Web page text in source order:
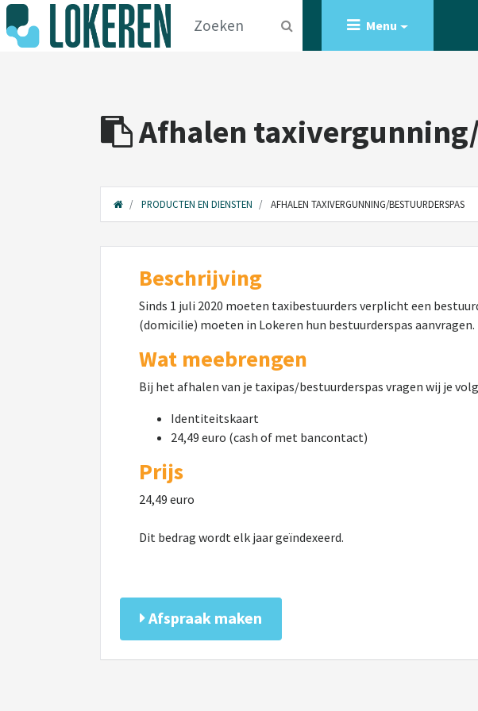
Menu
Afhalen
PRODUCTEN EN DIENSTEN AFHALEN TAXIVERGUNNING/BESTUURDERSPAS
Beschrijving
Sinds 1 juli 2020 moeten taxibestuurders verplicht een
(domicilie) moeten in Lokeren hun bestuurderspas aanvragen.
Wat meebrengen
Bij het afhalen van je taxipas/bestuurderspas vragen wij je
Identiteitskaart
24,49 euro (cash of met bancontact)
Prijs
24,49 euro
Dit bedrag wordt elk jaar geïndexeerd.
Afspraak maken